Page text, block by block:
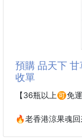
更棒的是❇️使用
🉑噴一噴就能輕
#食品級檸檬酸
不管是廚房、浴
異味全 say
✨居家清潔神隊
你知道嗎？只要一
就能輕鬆搞定日常
🍋 清異味｜冰箱
預購 品天下
收單
【36瓶以上🉑免運
🔥老香港涼果魂